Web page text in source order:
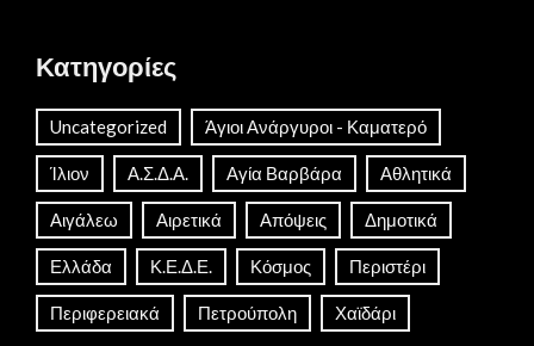
Κατηγορίες
Uncategorized Άγιοι Ανάργυροι - Καματερό
Ίλιον Α.Σ.Δ.Α. Αγία Βαρβάρα Αθλητικά
Αιγάλεω Αιρετικά Απόψεις Δημοτικά
Ελλάδα Κ.Ε.Δ.Ε. Κόσμος Περιστέρι
Περιφερειακά Πετρούπολη Χαϊδάρι